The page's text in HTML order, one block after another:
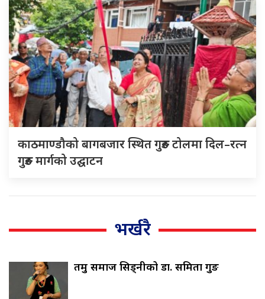
काठमाण्डौको बागबजार स्थित गुरुङ टोलमा दिल–रत्न
गुरुङ मार्गको उद्घाटन
भर्खरै
तमु समाज सिड्नीको डा. समिता गुरुङ